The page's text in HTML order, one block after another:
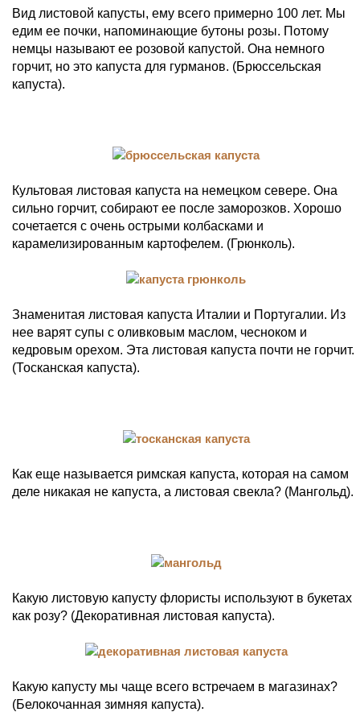
Вид листовой капусты, ему всего примерно 100 лет. Мы
едим ее почки, напоминающие бутоны розы. Потому
немцы называют ее розовой капустой. Она немного
горчит, но это капуста для гурманов. (Брюссельская
капуста).
Культовая листовая капуста на немецком севере. Она
сильно горчит, собирают ее после заморозков. Хорошо
сочетается с очень острыми колбасками и
карамелизированным картофелем. (Грюнколь).
Знаменитая листовая капуста Италии и Португалии. Из
нее варят супы с оливковым маслом, чесноком и
кедровым орехом. Эта листовая капуста почти не горчит.
(Тосканская капуста).
Как еще называется римская капуста, которая на самом
деле никакая не капуста, а листовая свекла? (Мангольд).
Какую листовую капусту флористы используют в букетах
как розу? (Декоративная листовая капуста).
Какую капусту мы чаще всего встречаем в магазинах?
(Белокочанная зимняя капуста).